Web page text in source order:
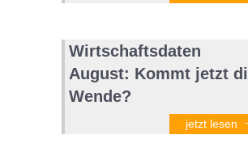
Wirtschaftsdaten
August: Kommt jetzt
Wende?
jetzt lesen